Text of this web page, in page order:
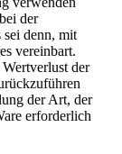
der
sei denn, mit
vereinbart.
der
der Art, der
erforderlich